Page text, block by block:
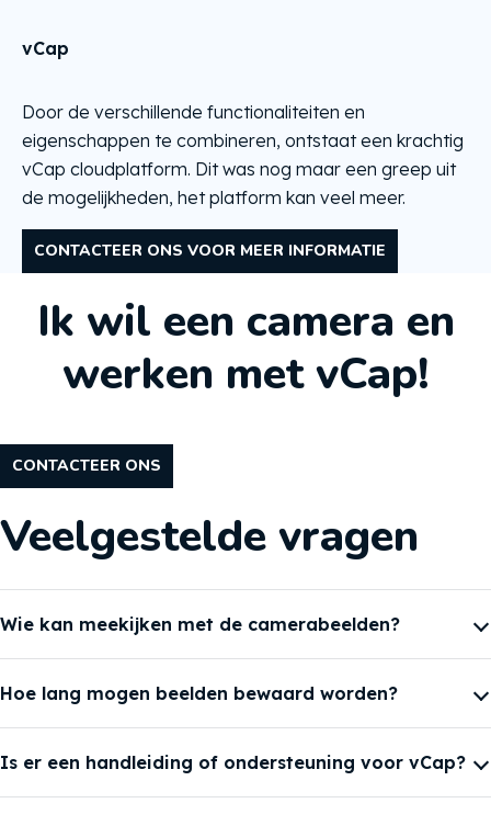
vCap
Door de verschillende functionaliteiten en
eigenschappen te combineren, ontstaat een krachtig
vCap cloudplatform. Dit was nog maar een greep uit
de mogelijkheden, het platform kan veel meer.
CONTACTEER ONS VOOR MEER INFORMATIE
Ik wil een camera en
werken met vCap!
CONTACTEER ONS
Veelgestelde vragen
Wie kan meekijken met de camerabeelden?
Hoe lang mogen beelden bewaard worden?
Is er een handleiding of ondersteuning voor vCap?